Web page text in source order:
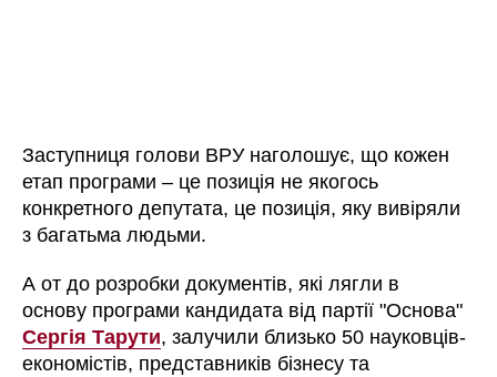
Заступниця голови ВРУ наголошує, що кожен
етап програми – це позиція не якогось
конкретного депутата, це позиція, яку вивіряли
з багатьма людьми.
А от до розробки документів, які лягли в
основу програми кандидата від партії "Основа"
Сергія Тарути, залучили близько 50 науковців-
економістів, представників бізнесу та